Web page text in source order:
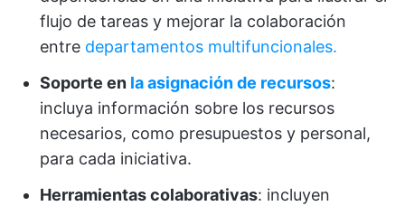
flujo de tareas y mejorar la colaboración
entre departamentos multifuncionales.
Soporte en la asignación de recursos:
incluya información sobre los recursos
necesarios, como presupuestos y personal,
para cada iniciativa.
Herramientas colaborativas: incluyen